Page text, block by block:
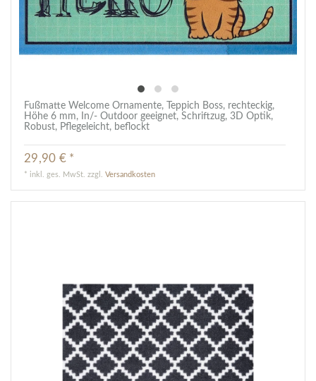
Fußmatte Welcome Ornamente, Teppich Boss, rechteckig,
Höhe 6 mm, In/- Outdoor geeignet, Schriftzug, 3D Optik,
Robust, Pflegeleicht, beflockt
29,90 € *
* inkl. ges. MwSt. zzgl.Versandkosten